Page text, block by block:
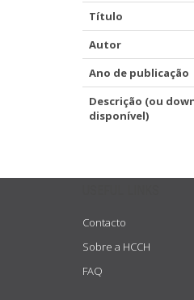
Título
Autor
Ano de publicação
Descrição (ou
disponível)
Contacto
Sobre a HCCH
FAQ